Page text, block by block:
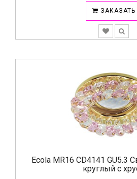
ЗАКАЗАТЬ
Ecola MR16 CD4141 GU5.3
круглый с